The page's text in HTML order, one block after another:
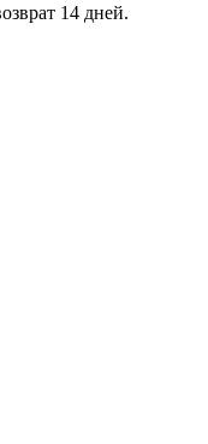
14 дней.